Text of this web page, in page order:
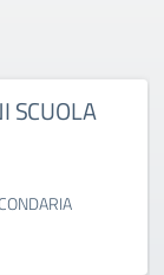
SCUOLA